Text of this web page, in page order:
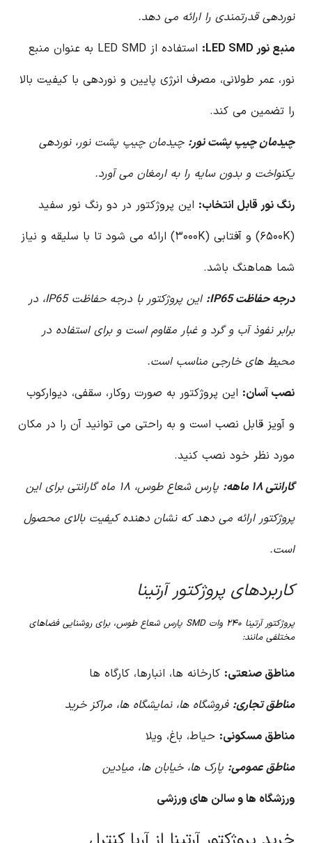
نوردهی قدرتمندی را ارائه می دهد.
منبع نور LED SMD:
استفاده از LED SMD به عنوان منبع
نور، عمر طولانی، مصرف انرژی پایین و نوردهی با کیفیت بالا
را تضمین می کند.
چیدمان چیپ پشت نور: چیدمان چیپ پشت نور، نوردهی
یکنواخت و بدون سایه را به ارمغان می آورد.
رنگ نور قابل انتخاب: این پروژکتور در دو رنگ نور سفید
(۶۵۰۰K) و آفتابی (۳۰۰۰K) ارائه می شود تا با سلیقه و نیاز
شما هماهنگ باشد.
درجه حفاظت IP65:
این پروژکتور با درجه حفاظت IP65، در
برابر نفوذ آب و گرد و غبار مقاوم است و برای استفاده در
محیط های خارجی مناسب است.
نصب آسان: این پروژکتور به صورت روکار، سقفی، دیوارکوب
و آویز قابل نصب است و به راحتی می توانید آن را در مکان
مورد نظر خود نصب کنید.
گارانتی ۱۸ ماهه:
پارس شعاع طوس، ۱۸ ماه گارانتی برای این
پروژکتور ارائه می دهد که نشان دهنده کیفیت بالای محصول
است.
کاربردهای پروژکتور آرتینا
پروژکتور آرتینا ۲۴۰ وات SMD پارس شعاع طوس، برای روشنایی فضاهای
مختلفی مانند:
مناطق صنعتی: کارخانه ها، انبارها، کارگاه ها
مناطق تجاری: فروشگاه ها، نمایشگاه ها، مراکز خرید
مناطق مسکونی: حیاط، باغ، ویلا
مناطق عمومی: پارک ها، خیابان ها، میادین
ورزشگاه ها و سالن های ورزشی